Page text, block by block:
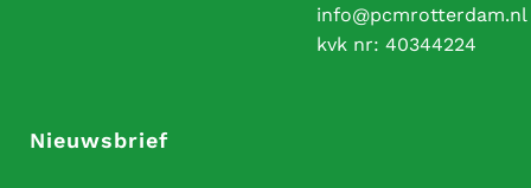
info@pcmrotterdam.nl
kvk nr: 40344224
Nieuwsbrief